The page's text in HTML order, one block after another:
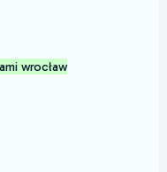
wrocław